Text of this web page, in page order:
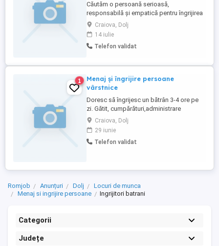
Căutăm o persoană serioasă,
responsabilă și empatică pentru îngrijirea
unei persoane vârstnice la domiciliu.
Program: * 3-4 ore zi, 7 zile din 7; *
prezență atât dimineața, cât și seara
(programul poate fi împărțit flexibil: 2 ore
funcție de înțelegere). Atribuții: * ...
Craiova, Dolj
14 iulie
Telefon validat
1
Menaj și îngrijire persoane
vârstnice
Doresc să îngrijesc un bătrân 3-4 ore pe
zi. Gătit, cumpărături,administrare
medicamente..insoțire la medic Rog
seriozitate.
Craiova, Dolj
29 iunie
Telefon validat
Romjob Anunțuri Dolj
Locuri de munca
Menaj si ingrijire persoane
Ingrijitori batrani
Categorii
Județe